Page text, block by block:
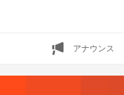
アナウンス